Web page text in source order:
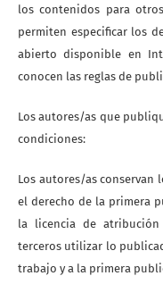
los contenidos para
permiten especificar los
abierto disponible en
conocen las reglas de
Los autores/as que
condiciones:
Los autores/as conservan
el derecho de la primera
la licencia de atribución
terceros utilizar lo
trabajo y a la primera